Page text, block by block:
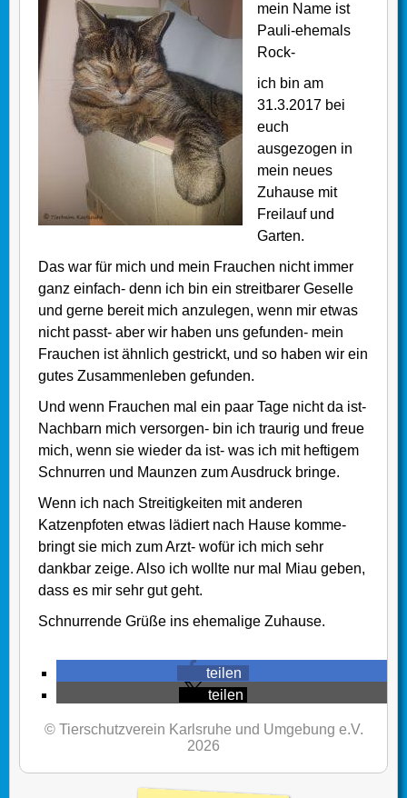
mein Name ist
Pauli-ehemals
Rock-
ich bin am
31.3.2017 bei
euch
ausgezogen in
mein neues
Zuhause mit
Freilauf und
Garten.
Das war für mich und mein Frauchen nicht immer
ganz einfach- denn ich bin ein streitbarer Geselle
und gerne bereit mich anzulegen, wenn mir etwas
nicht passt- aber wir haben uns gefunden- mein
Frauchen ist ähnlich gestrickt, und so haben wir ein
gutes Zusammenleben gefunden.
Und wenn Frauchen mal ein paar Tage nicht da ist-
Nachbarn mich versorgen- bin ich traurig und freue
mich, wenn sie wieder da ist- was ich mit heftigem
Schnurren und Maunzen zum Ausdruck bringe.
Wenn ich nach Streitigkeiten mit anderen
Katzenpfoten etwas lädiert nach Hause komme-
bringt sie mich zum Arzt- wofür ich mich sehr
dankbar zeige. Also ich wollte nur mal Miau geben,
dass es mir sehr gut geht.
Schnurrende Grüße ins ehemalige Zuhause.
teilen
teilen
© Tierschutzverein Karlsruhe und Umgebung e.V.
2026